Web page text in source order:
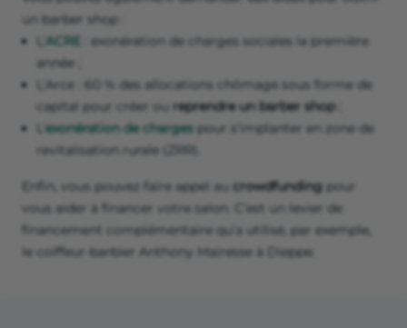
un barber shop :
ACRE
: exonération de charges sociales la première
année ;
L’Arce : 60 % des allocations chômage sous forme de
capital pour créer ou reprendre un barber shop;
exonération de charges pour s’implanter en zone de
revitalisation rurale (ZRR).
Enfin, vous pouvez faire appel au crowdfunding pour
vous aider à financer votre salon. C’est un levier de
financement complémentaire qu’a utilisé, par exemple,
le coiffeur-barbier Anthony Mairesse à Dieppe.